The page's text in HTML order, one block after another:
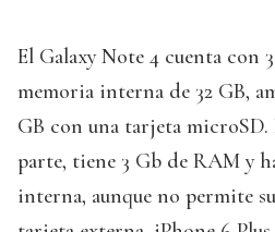
El Galaxy Note 4 cuenta con
memoria interna de 32 GB,
GB con una tarjeta microSD.
parte, tiene 3 Gb de RAM y
interna, aunque no permite